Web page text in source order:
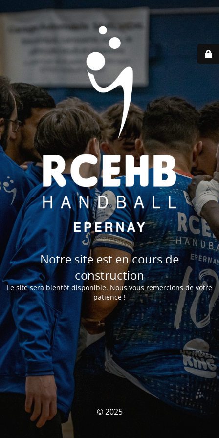
Notre site est en cours de
construction
Le site sera bientôt disponible. Nous vous remercions de votre
patience !
© 2025